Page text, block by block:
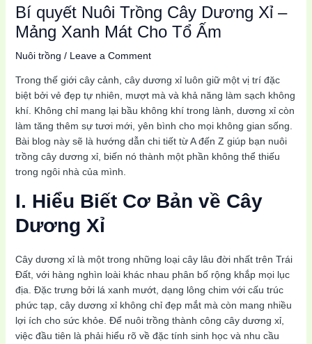
Bí quyết Nuôi Trồng Cây Dương Xỉ –
Mảng Xanh Mát Cho Tổ Ấm
Nuôi trồng / Leave a Comment
Trong thế giới cây cảnh, cây dương xỉ luôn giữ một vị trí đặc
biệt bởi vẻ đẹp tự nhiên, mượt mà và khả năng làm sạch không
khí. Không chỉ mang lại bầu không khí trong lành, dương xỉ còn
làm tăng thêm sự tươi mới, yên bình cho mọi không gian sống.
Bài blog này sẽ là hướng dẫn chi tiết từ A đến Z giúp bạn nuôi
trồng cây dương xỉ, biến nó thành một phần không thể thiếu
trong ngôi nhà của mình.
I. Hiểu Biết Cơ Bản về Cây
Dương Xỉ
Cây dương xỉ là một trong những loại cây lâu đời nhất trên Trái
Đất, với hàng nghìn loài khác nhau phân bố rộng khắp mọi lục
địa. Đặc trưng bởi lá xanh mướt, dạng lông chim với cấu trúc
phức tạp, cây dương xỉ không chỉ đẹp mắt mà còn mang nhiều
lợi ích cho sức khỏe. Để nuôi trồng thành công cây dương xỉ,
việc đầu tiên là phải hiểu rõ về đặc tính sinh học và nhu cầu